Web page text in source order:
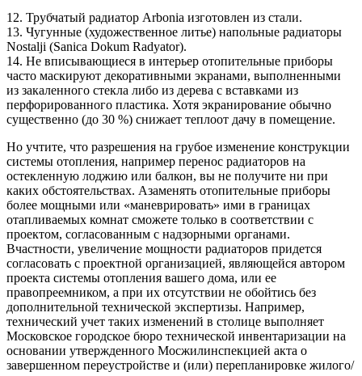
12. Трубчатый радиатор Arbonia изготовлен из стали.
13. Чугунные (художественное литье) напольные радиаторы
Nostalji (Sanica Dokum Radyator).
14. Не вписывающиеся в интерьер отопительные приборы
часто маскируют декоративными экранами, выполненными
из закаленного стекла либо из дерева с вставками из
перфорированного пластика. Хотя экранирование обычно
существенно (до 30 %) снижает теплоот дачу в помещение.
Но учтите, что разрешения на грубое изменение конструкции
системы отопления, например перенос радиаторов на
остекленную лоджию или балкон, вы не получите ни при
каких обстоятельствах. Азаменять отопительные приборы
более мощными или «маневрировать» ими в границах
отапливаемых комнат сможете только в соответствии с
проектом, согласованным с надзорными органами.
Вчастности, увеличение мощности радиаторов придется
согласовать с проектной организацией, являющейся автором
проекта системы отопления вашего дома, или ее
правопреемником, а при их отсутствии не обойтись без
дополнительной технической экспертизы. Например,
технический учет таких изменений в столице выполняет
Московское городское бюро технической инвентаризации на
основании утвержденного Мосжилинспекцией акта о
завершенном переустройстве и (или) перепланировке жилого/